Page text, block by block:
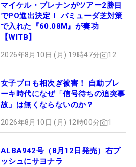
マイケル・ブレナンがツアー2勝目
でPO進出決定！ バミューダ芝対策
で入れた『60.08M』が奏功
【WITB】
2026年8月10日 (月) 19時47分 12
女子プロも相次ぎ被害！ 自動ブレ
ーキ時代になぜ「信号待ちの追突事
故」は無くならないのか？
2026年8月10日 (月) 12時00分 1
ALBA942号（8月12日発売）右プ
ッシュにサヨナラ